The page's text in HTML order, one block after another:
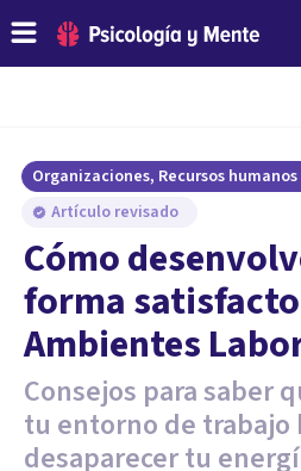
Organizaciones, Recursos
Artículo revisado
Cómo
forma
Ambientes
Consejos para saber
tu entorno de trabajo
desaparecer tu